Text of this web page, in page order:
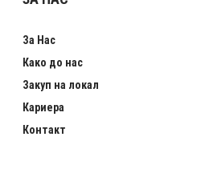
За Нас
Како до нас
Закуп на локал
Кариера
Контакт